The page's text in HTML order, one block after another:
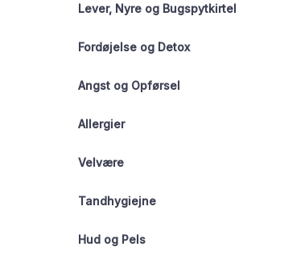
Lever, Nyre og Bugspytkirtel
Fordøjelse og Detox
Angst og Opførsel
Allergier
Velvære
Tandhygiejne
Hud og Pels